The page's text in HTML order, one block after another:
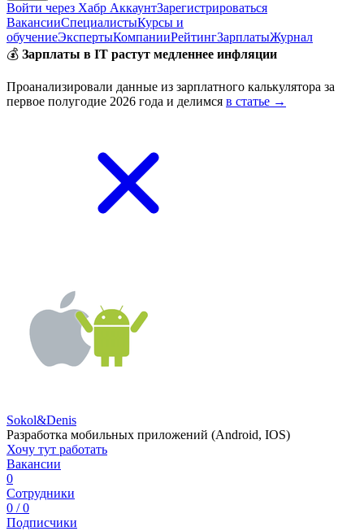
Войти через Хабр АккаунтЗарегистрироваться
ВакансииСпециалистыКурсы и
обучениеЭкспертыКомпанииРейтингЗарплатыЖурнал
💰 Зарплаты в IT растут медленнее инфляции
Проанализировали данные из зарплатного калькулятора за
первое полугодие 2026 года и делимся в статье →
Sokol&Denis
Разработка мобильных приложений (Android, IOS)
Хочу тут работать
Вакансии
0
Сотрудники
0 / 0
Подписчики